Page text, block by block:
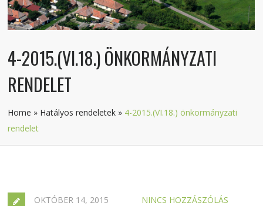
4-2015.(VI.18.) ÖNKORMÁNYZATI
RENDELET
Home » Hatályos rendeletek » 4-2015.(VI.18.) önkormányzati
rendelet
OKTÓBER 14, 2015 NINCS HOZZÁSZÓLÁS